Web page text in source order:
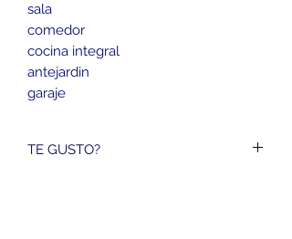
sala
comedor
cocina integral
antejardin
garaje
TE GUSTO?